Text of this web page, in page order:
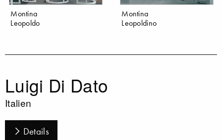
Montina
Leopoldo
Montina
Leopoldino
Luigi Di Dato
Italien
Details